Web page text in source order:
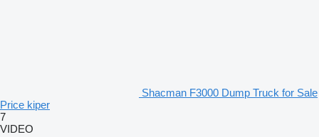
Shacman F3000 Dump Truck for Sale
Price kiper
7
VIDEO